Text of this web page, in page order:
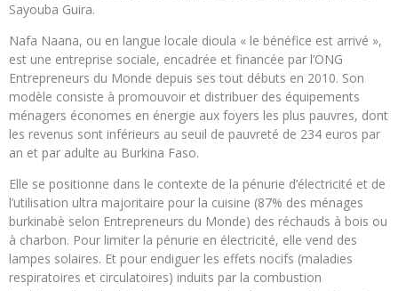
Sayouba Guira.
Nafa Naana, ou en langue locale dioula « le bénéfice est arrivé »,
est une entreprise sociale, encadrée et financée par l’ONG
Entrepreneurs du Monde depuis ses tout débuts en 2010. Son
modèle consiste à promouvoir et distribuer des équipements
ménagers économes en énergie aux foyers les plus pauvres, dont
les revenus sont inférieurs au seuil de pauvreté de 234 euros par
an et par adulte au Burkina Faso.
Elle se positionne dans le contexte de la pénurie d’électricité et de
l’utilisation ultra majoritaire pour la cuisine (87% des ménages
burkinabè selon Entrepreneurs du Monde) des réchauds à bois ou
à charbon. Pour limiter la pénurie en électricité, elle vend des
lampes solaires. Et pour endiguer les effets nocifs (maladies
respiratoires et circulatoires) induits par la combustion